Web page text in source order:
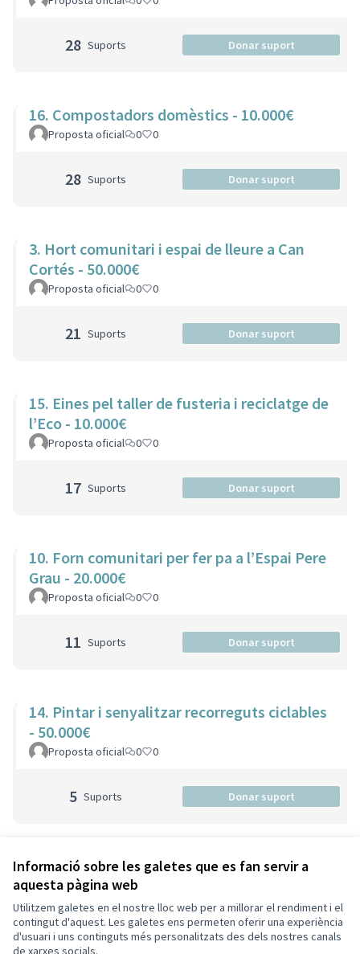
Informació sobre les galetes que es fan servir a
aquesta pàgina web
Utilitzem galetes en el nostre lloc web per a millorar el rendiment i el
contingut d'aquest. Les galetes ens permeten oferir una experiència
d'usuari i uns continguts més personalitzats des dels nostres canals
de xarxes socials.
28 Suports Donar suport
16. Compostadors domèstics - 10.000€
Proposta oficial 0 0
28 Suports Donar suport
3. Hort comunitari i espai de lleure a Can
Cortés - 50.000€
Proposta oficial 0 0
21 Suports Donar suport
15. Eines pel taller de fusteria i reciclatge de
l’Eco - 10.000€
Proposta oficial 0 0
17 Suports Donar suport
10. Forn comunitari per fer pa a l’Espai Pere
Grau - 20.000€
Proposta oficial 0 0
11 Suports Donar suport
14. Pintar i senyalitzar recorreguts ciclables
- 50.000€
Proposta oficial 0 0
5 Suports Donar suport
Veure totes les propostes retirades
Termes i condicions d'ús
Configuració de les galetes
Decidim Sant Cugat a X
Decidim Sant Cugat a Facebook
Decidim Sant Cugat a Instagram
Decidim Sant Cugat a GitHub